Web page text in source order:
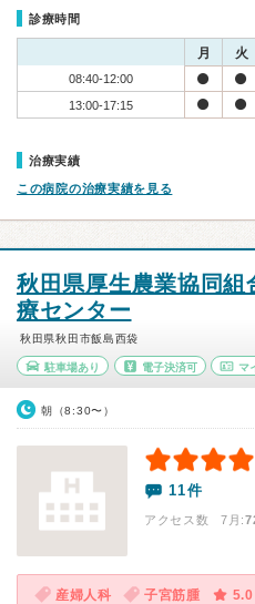
診療時間
月 火
08:40-12:00
13:00-17:15
治療実績
この病院の治療実績を見る
秋田県厚生農業協同
療センター
秋田県秋田市飯島西袋
駐車場あり 電子決済可 マ
朝（8:30〜）
11件
アクセス数 7月:
産婦人科 子宮筋腫
5.0